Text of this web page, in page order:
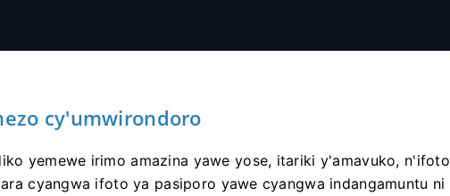
cy'umwirondoro
yemewe irimo amazina yawe yose, itariki y'amavuko, n'ifoto
cyangwa ifoto ya pasiporo yawe cyangwa indangamuntu ni